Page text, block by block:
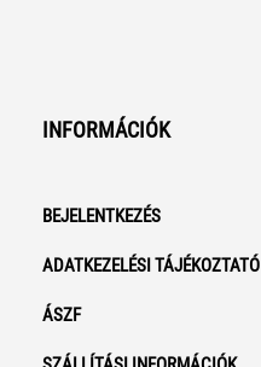
INFORMÁCIÓK
BEJELENTKEZÉS
ADATKEZELÉSI TÁJÉKOZTATÓ
ÁSZF